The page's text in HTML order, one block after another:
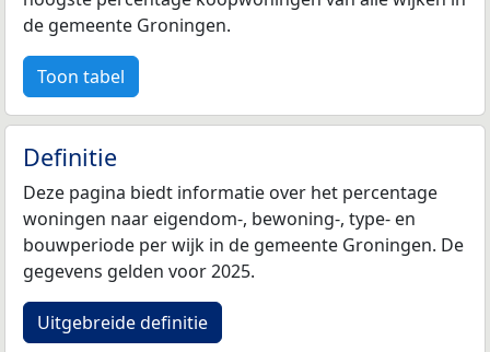
de gemeente Groningen.
Toon tabel
Definitie
Deze pagina biedt informatie over het percentage
woningen naar eigendom-, bewoning-, type- en
bouwperiode per wijk in de gemeente Groningen. De
gegevens gelden voor 2025.
Uitgebreide definitie